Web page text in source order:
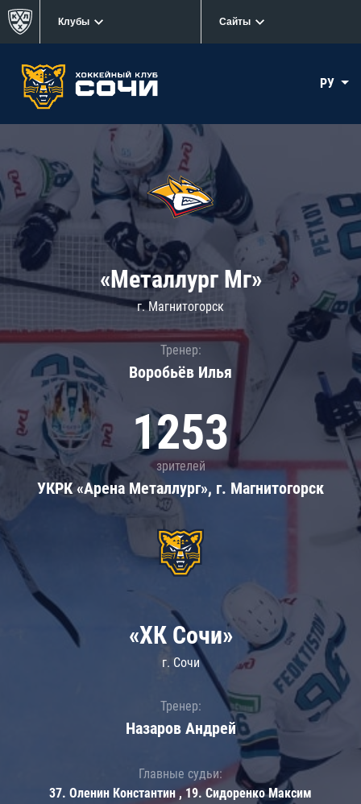
Клубы Сайты
РУ
«Металлург Мг»
г. Магнитогорск
Тренер:
Воробьёв Илья
1253
зрителей
УКРК «Арена Металлург», г. Магнитогорск
«ХК Сочи»
г. Сочи
Тренер:
Назаров Андрей
Главные судьи:
37. Оленин Константин , 19. Сидоренко Максим